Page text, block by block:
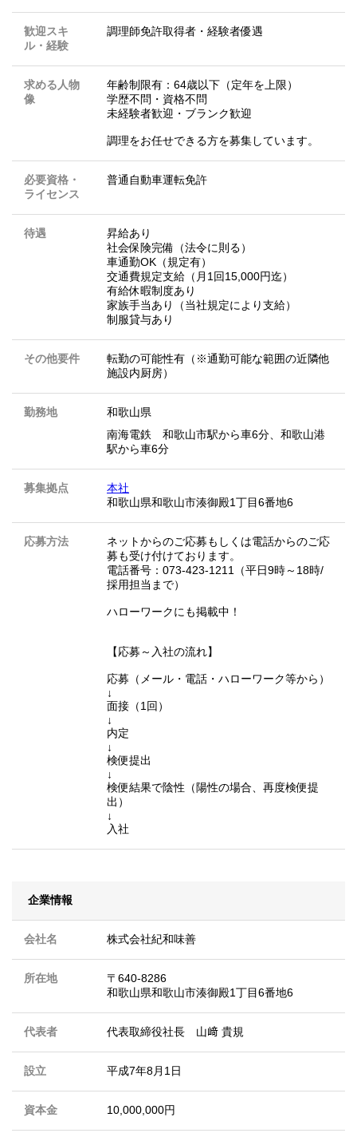
歓迎スキ
ル・経験
調理師免許取得者・経験者優遇
求める人物
像
年齢制限有：64歳以下（定年を上限）
学歴不問・資格不問
未経験者歓迎・ブランク歓迎
調理をお任せできる方を募集しています。
必要資格・
ライセンス
普通自動車運転免許
待遇
昇給あり
社会保険完備（法令に則る）
車通勤OK（規定有）
交通費規定支給（月1回15,000円迄）
有給休暇制度あり
家族手当あり（当社規定により支給）
制服貸与あり
その他要件
転勤の可能性有（※通勤可能な範囲の近隣他
施設内厨房）
勤務地
和歌山県
南海電鉄 和歌山市駅から車6分、和歌山港
駅から車6分
募集拠点
本社
和歌山県和歌山市湊御殿1丁目6番地6
応募方法
ネットからのご応募もしくは電話からのご応
募も受け付けております。
電話番号：073-423-1211（平日9時～18時/
採用担当まで）
ハローワークにも掲載中！
【応募～入社の流れ】
応募（メール・電話・ハローワーク等から）
↓
面接（1回）
↓
内定
↓
検便提出
↓
検便結果で陰性（陽性の場合、再度検便提
出）
↓
入社
企業情報
会社名 株式会社紀和味善
所在地
〒640-8286
和歌山県和歌山市湊御殿1丁目6番地6
代表者 代表取締役社長 山﨑 貴規
設立 平成7年8月1日
資本金 10,000,000円